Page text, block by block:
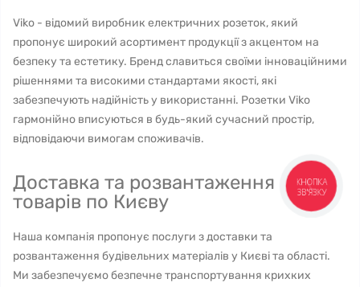
Viko - відомий виробник електричних розеток, який
пропонує широкий асортимент продукції з акцентом на
безпеку та естетику. Бренд славиться своїми інноваційними
рішеннями та високими стандартами якості, які
забезпечують надійність у використанні. Розетки Viko
гармонійно вписуються в будь-який сучасний простір,
відповідаючи вимогам споживачів.
Доставка та розвантаження
товарів по Києву
Наша компанія пропонує послуги з доставки та
розвантаження будівельних матеріалів у Києві та області.
Ми забезпечуємо безпечне транспортування крихких
КНОПКА
ЗВ'ЯЗКУ